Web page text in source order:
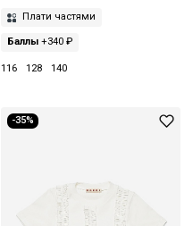
Плати частями
Баллы+340 ₽
116 128 140
-35%